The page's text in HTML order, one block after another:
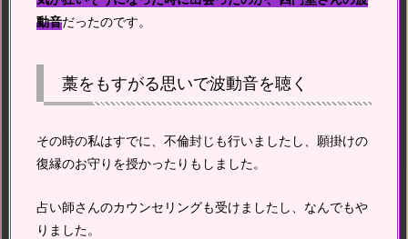
動音だったのです。
藁をもすがる思いで波動音を聴く
その時の私はすでに、不倫封じも行いましたし、願掛けの
復縁のお守りを授かったりもしました。
占い師さんのカウンセリングも受けましたし、なんでもや
りました。